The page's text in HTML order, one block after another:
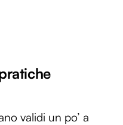
validi un po’ a